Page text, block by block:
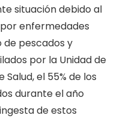
situación debido al
enfermedades
de pescados y
por la Unidad de
el 55% de los
durante el año
de estos